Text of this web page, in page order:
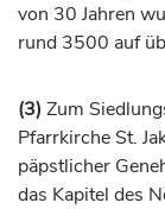
von 30 Jahren
rund 3500 auf
(3) Zum
Pfarrkirche St.
päpstlicher
das Kapitel des